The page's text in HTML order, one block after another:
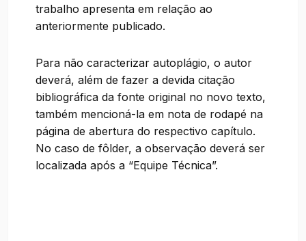
trabalho apresenta em relação ao
anteriormente publicado.
Para não caracterizar autoplágio, o autor
deverá, além de fazer a devida citação
bibliográfica da fonte original no novo texto,
também mencioná-la em nota de rodapé na
página de abertura do respectivo capítulo.
No caso de fôlder, a observação deverá ser
localizada após a “Equipe Técnica”.